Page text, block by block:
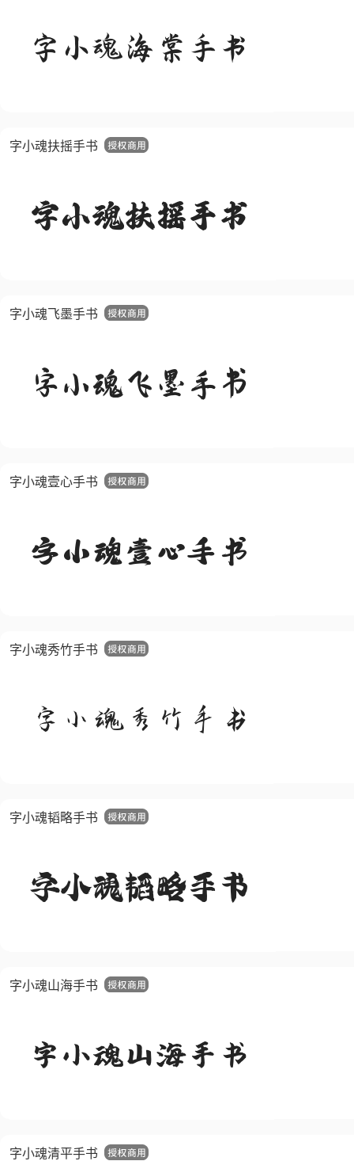
字小魂扶摇手书
字小魂飞墨手书
字小魂壹心手书
字小魂秀竹手书
字小魂韬略手书
字小魂山海手书
字小魂清平手书